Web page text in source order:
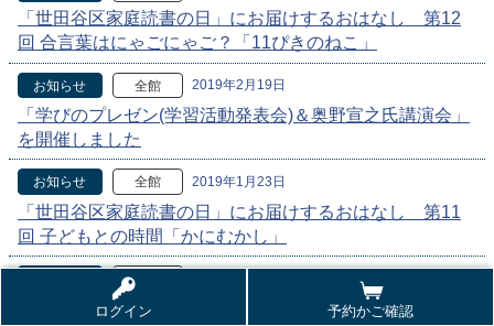
ログイン 予約かご確認
「世田谷区家庭読書の日」にお届けするおはなし 第12
回 合言葉はにゃごにゃご？「11ぴきのねこ」
お知らせ 全館 2019年2月19日
「学びのプレゼン(学習活動発表会)＆奥野宣之氏講演会」
を開催しました
お知らせ 全館 2019年1月23日
「世田谷区家庭読書の日」にお届けするおはなし 第11
回 子どもとの時間「かにむかし」
全館
「世田谷区家庭読書の日」にお届けするおはなし 第10